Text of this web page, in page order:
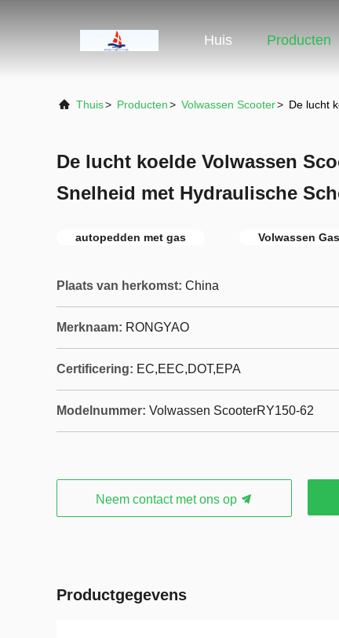
Huis Producten
Thuis> Producten> Volwassen Scooter> De lucht
De lucht koelde Volwassen
Snelheid met Hydraulische
autopedden met gas Volwassen
Plaats van herkomst: China
Merknaam: RONGYAO
Certificering: EC,EEC,DOT,EPA
Modelnummer: Volwassen ScooterRY150-62
Neem contact met ons op
Productgegevens